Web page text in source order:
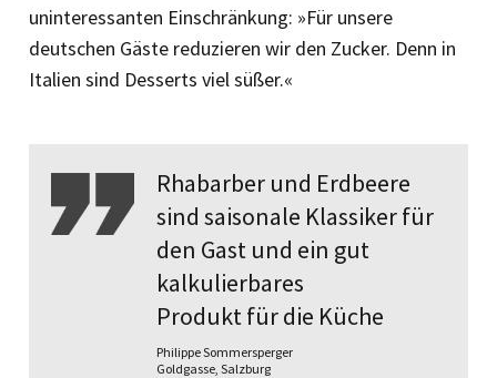
uninteressanten Einschränkung: »Für unsere
deutschen Gäste reduzieren wir den Zucker. Denn in
Italien sind Desserts viel süßer.«
Rhabarber und Erdbeere
sind saisonale Klassiker für
den Gast und ein gut
kalkulierbares
Produkt für die Küche
Philippe Sommersperger
Goldgasse, Salzburg